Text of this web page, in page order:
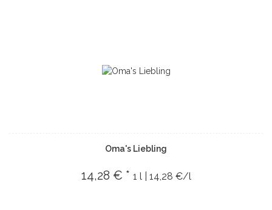
Oma's Liebling
14,28 € * 1 l | 14,28 €/l